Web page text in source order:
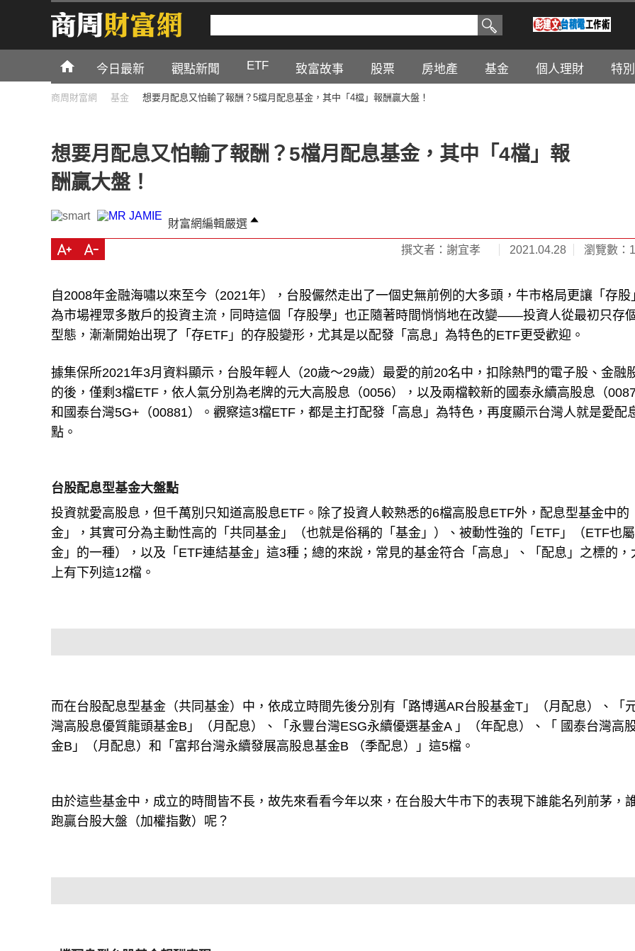
今日最新 觀點新聞 ETF 致富故事 股票 房地產 基金 個人理財 特
商周財富網 基金 想要月配息又怕輸了報酬？5檔月配息基金，其中「4檔」報酬贏大盤！
想要月配息又怕輸了報酬？5檔月配息基金，其中「4檔」報
酬贏大盤！
財富網編輯嚴選
撰文者：謝宜孝 2021.04.28 瀏覽數：
自2008年金融海嘯以來至今（2021年），台股儼然走出了一個史無前例的大多頭，牛市格局更讓「存股
為市場裡眾多散戶的投資主流，同時這個「存股學」也正隨著時間悄悄地在改變——投資人從最初只存
據集保所2021年3月資料顯示，台股年輕人（20歲～29歲）最愛的前20名中，扣除熱門的電子股、金融
的後，僅剩3檔ETF，依人氣分別為老牌的元大高股息（0056），以及兩檔較新的國泰永續高股息（
和國泰台灣5G+（00881）。觀察這3檔ETF，都是主打配發「高息」為特色，再度顯示台灣人就是愛配
台股配息型基金大盤點
投資就愛高股息，但千萬別只知道高股息ETF。除了投資人較熟悉的6檔高股息ETF外，配息型基金中的
金」，其實可分為主動性高的「共同基金」（也就是俗稱的「基金」）、被動性強的「ETF」（ETF也
金」的一種），以及「ETF連結基金」這3種；總的來說，常見的基金符合「高息」、「配息」之標的，
而在台股配息型基金（共同基金）中，依成立時間先後分別有「路博邁AR台股基金T」（月配息）、「
灣高股息優質龍頭基金B」（月配息）、「永豐台灣ESG永續優選基金A 」（年配息）、「 國泰台灣高
由於這些基金中，成立的時間皆不長，故先來看看今年以來，在台股大牛市下的表現下誰能名列前茅，